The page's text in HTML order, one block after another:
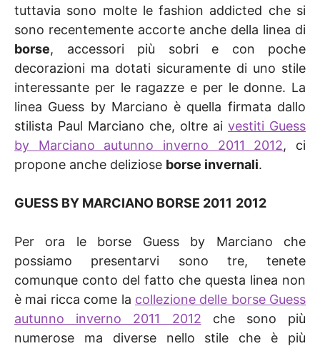
tuttavia sono molte le fashion addicted che si
sono recentemente accorte anche della linea di
borse, accessori più sobri e con poche
decorazioni ma dotati sicuramente di uno stile
interessante per le ragazze e per le donne. La
linea Guess by Marciano è quella firmata dallo
stilista Paul Marciano che, oltre ai vestiti Guess
by Marciano autunno inverno 2011 2012, ci
propone anche deliziose borse invernali.
GUESS BY MARCIANO BORSE 2011 2012
Per ora le borse Guess by Marciano che
possiamo presentarvi sono tre, tenete
comunque conto del fatto che questa linea non
è mai ricca come la collezione delle borse Guess
autunno inverno 2011 2012 che sono più
numerose ma diverse nello stile che è più